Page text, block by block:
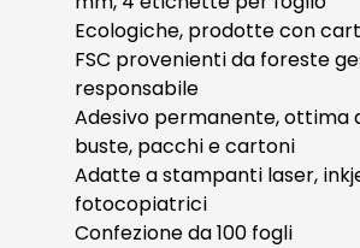
Ecologiche, prodotte con
FSC provenienti da foreste
responsabile
Adesivo permanente, ottima
buste, pacchi e cartoni
Adatte a stampanti laser,
fotocopiatrici
Confezione da 100 fogli